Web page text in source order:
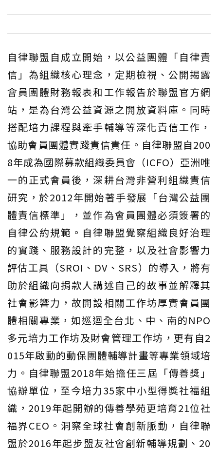
自律聯盟自成立開始，以公益團體「自律責
信」為組織核心理念，定期檢視、公開揭露
會員團體財務報表和工作報告於聯盟官方網
站，是為台灣公益資源之開放資料庫。同時
搭配培力課程與牽手輔導等深化責信工作，
協助會員團體實踐責信責任。自律聯盟自200
8年成為國際募款組織委員會（ICFO）亞洲唯
一的正式會員後，深耕台灣非營利組織責信
研究，於2012年開始著手發展「台灣公益團
體責信標準」，並作為會員團體必須簽署的
自律公約規範。自律聯盟覺察組織良好治理
的實踐、服務設計的完整，以及社會影響力
評估工具（SROI、DV、SRS）的導入，將有
助於組織向捐款人講述自己的故事並解釋其
社會影響力，故開設相關工作坊厚實會員團
體相關專業，如巡迴全台北、中、南的NPO
多元培力工作坊及財會管理工作坊，更有自2
015年啟動的動保團體輔導計畫等專業領域培
力。自律聯盟2018年始擔任三屆「傳善獎」
協辦單位，至今培力35家中小型得獎社福組
織，2019年起開辦的傳善學苑更培育21位社
福界CEO。洞察全球社會創新脈動，自律聯
盟於2016年起步盟友社會創新輔導規劃、20